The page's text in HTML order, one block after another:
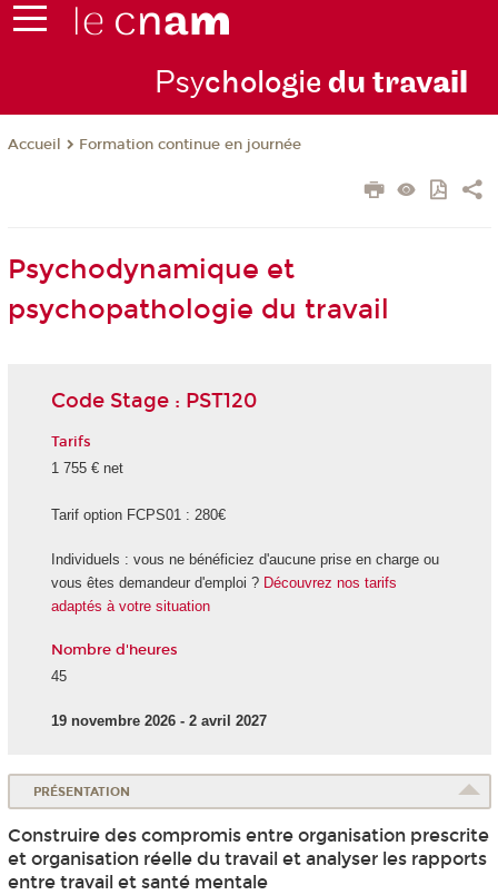
Psychologie du travail
Accueil Formation continue en journée
Psychodynamique et
psychopathologie du travail
Code Stage : PST120
Tarifs
1 755 € net
Tarif option FCPS01 : 280€
Individuels : vous ne bénéficiez d'aucune prise en charge ou
vous êtes demandeur d'emploi ? Découvrez nos tarifs
adaptés à votre situation
Nombre d'heures
45
19 novembre 2026 - 2 avril 2027
PRÉSENTATION
Construire des compromis entre organisation prescrite
et organisation réelle du travail et analyser les rapports
entre travail et santé mentale